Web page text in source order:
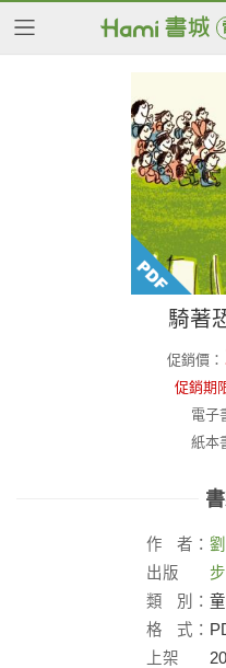
騎著
促銷價：
促銷期
電子
紙本
作 者：
出版
社：
類
別：
格
式：
上架